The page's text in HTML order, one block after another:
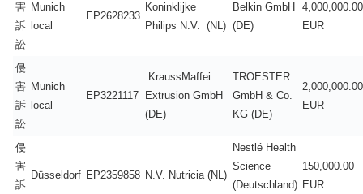
害
訴
訟
Munich
local
EP2628233
Koninklijke
Philips N.V. (NL)
Belkin GmbH
(DE)
4,000,000.00
EUR
侵
害
訴
訟
Munich
local
EP3221117
KraussMaffei
Extrusion GmbH
(DE)
TROESTER
GmbH & Co.
KG (DE)
2,000,000.00
EUR
侵
害
訴
Düsseldorf EP2359858 N.V. Nutricia (NL)
Nestlé Health
Science
(Deutschland)
150,000.00
EUR